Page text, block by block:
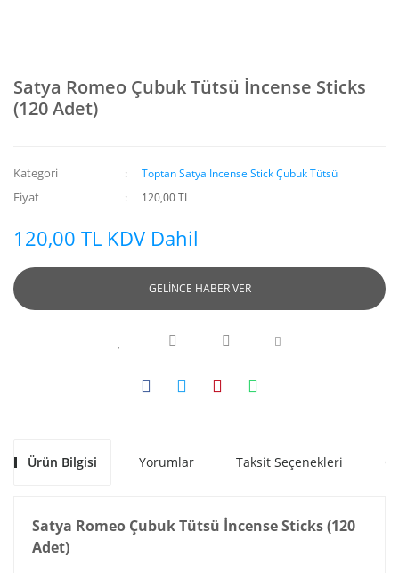
Satya Romeo Çubuk Tütsü İncense Sticks
(120 Adet)
Kategori Toptan Satya İncense Stick Çubuk Tütsü
Fiyat 120,00 TL
120,00 TL KDV Dahil
GELİNCE HABER VER
Ürün Bilgisi Yorumlar Taksit Seçenekleri
Satya Romeo Çubuk Tütsü İncense Sticks (120
Adet)